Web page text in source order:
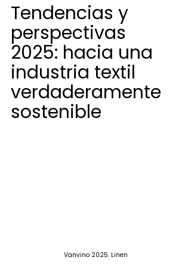
Tendencias y
perspectivas
2025: hacia una
industria textil
verdaderamente
sostenible
Vanvino 2025. Linen